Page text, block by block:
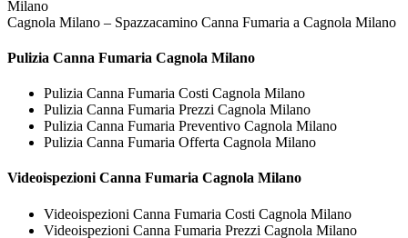
Cagnola Milano – Spazzacamino Canna Fumaria a Cagnola Milano
Pulizia Canna Fumaria Cagnola Milano
Pulizia Canna Fumaria Costi Cagnola Milano
Pulizia Canna Fumaria Prezzi Cagnola Milano
Pulizia Canna Fumaria Preventivo Cagnola Milano
Pulizia Canna Fumaria Offerta Cagnola Milano
VideoispezioniCanna Fumaria Cagnola Milano
Videoispezioni Canna Fumaria Costi Cagnola Milano
Videoispezioni Canna Fumaria Prezzi Cagnola Milano